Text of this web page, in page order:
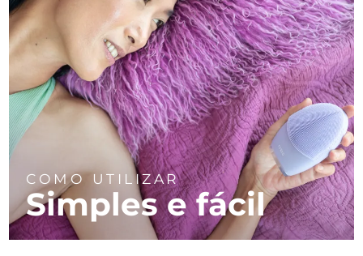
COMO UTILIZAR
Simples e fácil